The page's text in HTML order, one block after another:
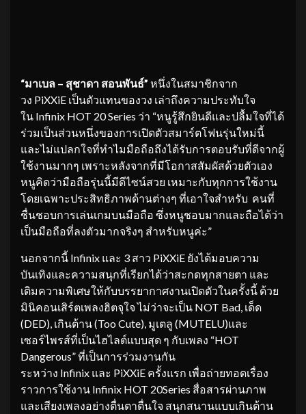
“มาเบล – สุชาดา สอนพันธ์” หนึ่งในสมาชิกจาก
วง PiXXiE เป็นตัวแทนของวง เล่าถึงความประทับใจ
ใน Infinix HOT 20 Series ว่า “หนูรู้สึกยินดีและปลื้มใจที่ได้
ร่วมเป็นส่วนหนึ่งของการเปิดตัวสมาร์ตโฟนรุ่นใหม่นี้
และไม่แปลกใจที่ทำไมมือถือถึงได้รับการตอบรับที่ดีจากผู้
ใช้งานมากๆ เพราะหลังจากที่มีโอกาสสัมผัสด้วยตัวเอง
หนูคิดว่ามือถือรุ่นนี้มีดีไซน์สวย เหมาะกับทุกการใช้งาน
โดยเฉพาะประสิทธิภาพด้านต่างๆ ที่เอาใจสำหรับ คนที่
ชื่นชอบการเล่นเกมบนมือถือ ซึ่งหนูชอบมากและถือได้ว่า
เป็นมือถือที่ลงตัวมากจริงๆ สำหรับหนูค่ะ”
นอกจากนี้ Infinix และ 3 สาว PiXXiE ยังได้มอบความ
บันเทิงและความสนุกที่เรียกได้ว่าสะกดทุกสายตา และ
เติมความพิเศษให้กับบรรยากาศงานเปิดตัวในครั้งนี้ ด้วย
มินิคอนเสิร์ตเพลงฮิตจุใจ ไม่ว่าจะเป็น NOT Bad, เด็ด
(DED), เกินต้าน (Too Cute), มูเตลู (MUTELU)และ
เซอร์ไพรส์ที่เป็นไฮไลต์แบบสุด ๆ กับเพลง “HOT
Dangerous” ที่เป็นการร่วมงานกัน
ระหว่าง Infinix และ PiXXiE ครั้งแรก เพื่อถ่ายทอดเรื่อง
ราวการใช้งาน Infinix HOT 20Series สื่อสารผ่านภาพ
และเสียงเพลงอย่างตื่นตาตื่นใจ สนุกสนานแบบเกินต้าน